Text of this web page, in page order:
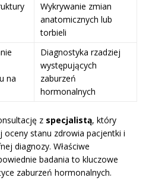
Wykrywanie zmian
anatomicznych lub
torbieli
na
Diagnostyka rzadziej
występujących
zaburzeń
hormonalnych
z specjalistą, który
stanu zdrowia pacjentki i
diagnozy. Właściwe
badania to kluczowe
zaburzeń hormonalnych.